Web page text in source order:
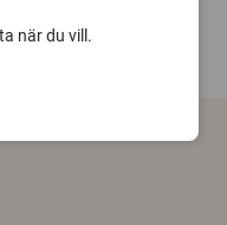
molekylärbiologi vid
.
när du vill.